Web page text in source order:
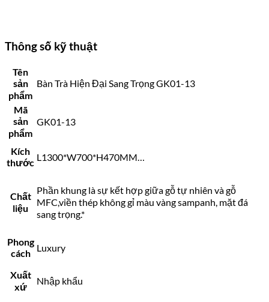
Thông số kỹ thuật
Tên
sản
phẩm
Bàn Trà Hiện Đại Sang Trọng GK01-13
Mã
sản
phẩm
GK01-13
Kích
thước L1300*W700*H470MM…
Chất
liệu
Phần khung là sự kết hợp giữa gỗ tự nhiên và gỗ
MFC,viền thép không gỉ màu vàng sampanh, mặt đá
sang trọng.*
Phong
cách
Luxury
Xuất
xứ
Nhập khẩu